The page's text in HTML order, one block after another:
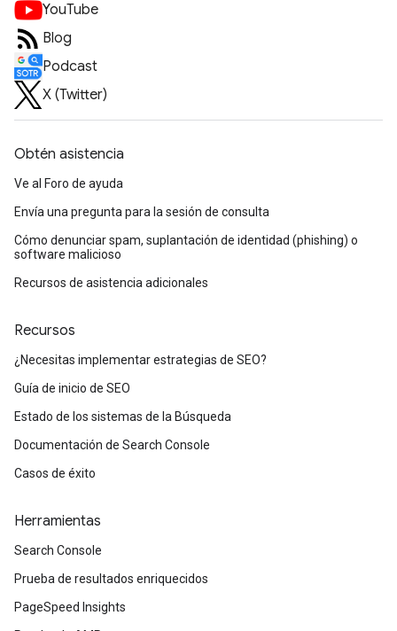
YouTube
Blog
Podcast
X (Twitter)
Obtén asistencia
Ve al Foro de ayuda
Envía una pregunta para la sesión de consulta
Cómo denunciar spam, suplantación de identidad (phishing) o
software malicioso
Recursos de asistencia adicionales
Recursos
¿Necesitas implementar estrategias de SEO?
Guía de inicio de SEO
Estado de los sistemas de la Búsqueda
Documentación de Search Console
Casos de éxito
Herramientas
Search Console
Prueba de resultados enriquecidos
PageSpeed Insights